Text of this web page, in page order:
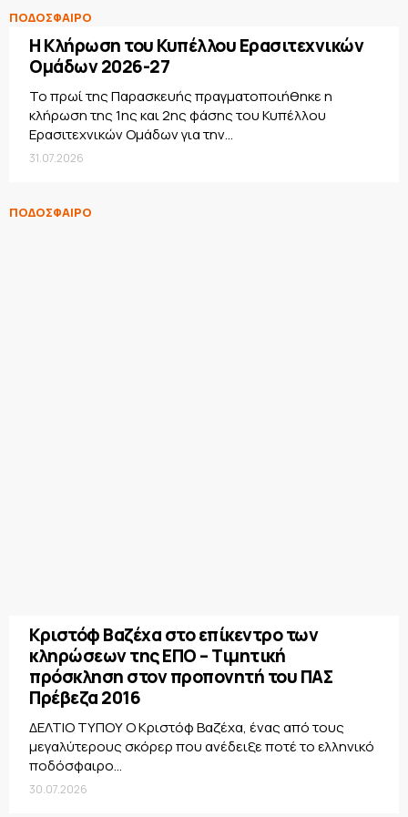
ΠΟΔΟΣΦΑΙΡΟ
Η Κλήρωση του Κυπέλλου Ερασιτεχνικών
Ομάδων 2026-27
Το πρωί της Παρασκευής πραγματοποιήθηκε η
κλήρωση της 1ης και 2ης φάσης του Κυπέλλου
Ερασιτεχνικών Ομάδων για την...
31.07.2026
ΠΟΔΟΣΦΑΙΡΟ
Κριστόφ Βαζέχα στο επίκεντρο των
κληρώσεων της ΕΠΟ – Τιμητική
πρόσκληση στον προπονητή του ΠΑΣ
Πρέβεζα 2016
ΔΕΛΤΙΟ ΤΥΠΟΥ Ο Κριστόφ Βαζέχα, ένας από τους
μεγαλύτερους σκόρερ που ανέδειξε ποτέ το ελληνικό
ποδόσφαιρο...
30.07.2026